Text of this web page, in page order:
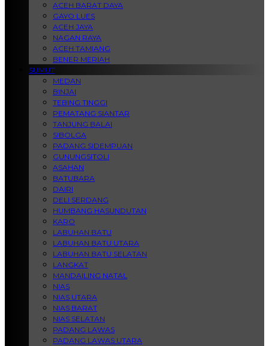
ACEH BARAT DAYA
GAYO LUES
ACEH JAYA
NAGAN RAYA
ACEH TAMIANG
BENER MERIAH
SUMUT
MEDAN
BINJAI
TEBING TINGGI
PEMATANG SIANTAR
TANJUNG BALAI
SIBOLGA
PADANG SIDEMPUAN
GUNUNGSITOLI
ASAHAN
BATUBARA
DAIRI
DELI SERDANG
HUMBANG HASUNDUTAN
KARO
LABUHAN BATU
LABUHAN BATU UTARA
LABUHAN BATU SELATAN
LANGKAT
MANDAILING NATAL
NIAS
NIAS UTARA
NIAS BARAT
NIAS SELATAN
PADANG LAWAS
PADANG LAWAS UTARA